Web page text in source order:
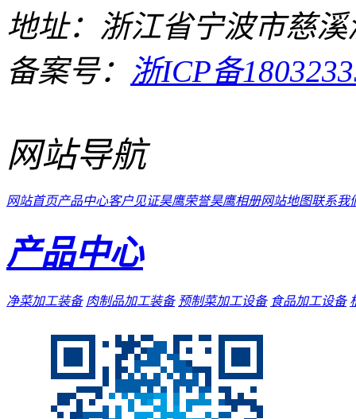
地址：浙江省宁波市慈
备案号： 浙ICP备
网站导航
网站首页产品中心客户见证昊鹰荣誉昊鹰相册网站地图联系我
产品中心
净菜加工装备 肉制品加工装备 预制菜加工设备 食品加工设备